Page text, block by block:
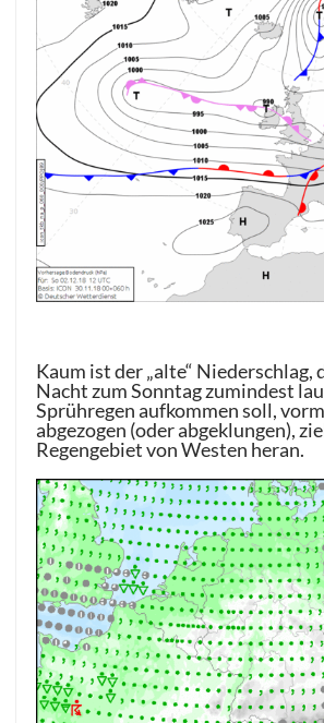
Kaum ist der „alte“ Niederschlag,
Nacht zum Sonntag zumindest
Sprühregen aufkommen soll,
abgezogen (oder abgeklungen),
Regengebiet von Westen heran.